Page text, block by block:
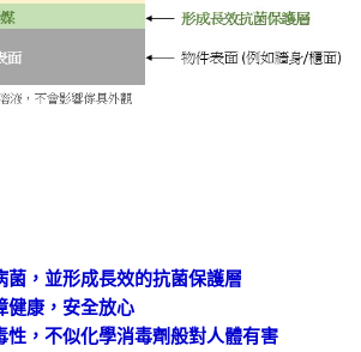
菌，並形成長效的抗菌保護層
健康，安全放心
性，不似化學消毒劑般對人體有害